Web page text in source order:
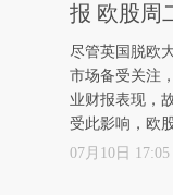
报 欧股周
尽管英国脱欧
市场备受关注
业财报表现，
受此影响，欧
07月10日 17:05